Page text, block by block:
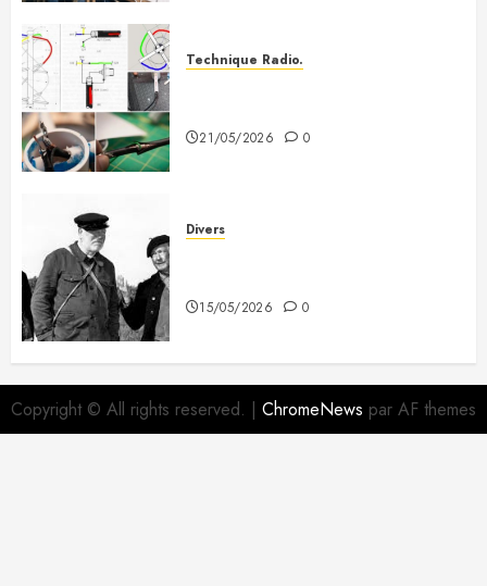
Technique Radio.
21/05/2026 0
Divers
15/05/2026 0
Copyright © All rights reserved. | ChromeNews par AF themes